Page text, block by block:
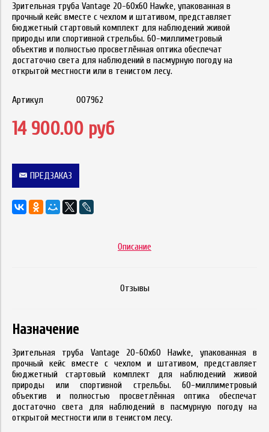
Зрительная труба Vantage 20-60x60 Hawke, упакованная в
прочный кейс вместе с чехлом и штативом, представляет
бюджетный стартовый комплект для наблюдений живой
природы или спортивной стрельбы. 60-миллиметровый
объектив и полностью просветлённая оптика обеспечат
достаточно света для наблюдений в пасмурную погоду на
открытой местности или в тенистом лесу.
Артикул 007962
14 900.00 руб
ПРЕДЗАКАЗ
Описание
Отзывы
Назначение
Зрительная труба Vantage 20-60x60 Hawke, упакованная в
прочный кейс вместе с чехлом и штативом, представляет
бюджетный стартовый комплект для наблюдений живой
природы или спортивной стрельбы. 60-миллиметровый
объектив и полностью просветлённая оптика обеспечат
достаточно света для наблюдений в пасмурную погоду на
открытой местности или в тенистом лесу.